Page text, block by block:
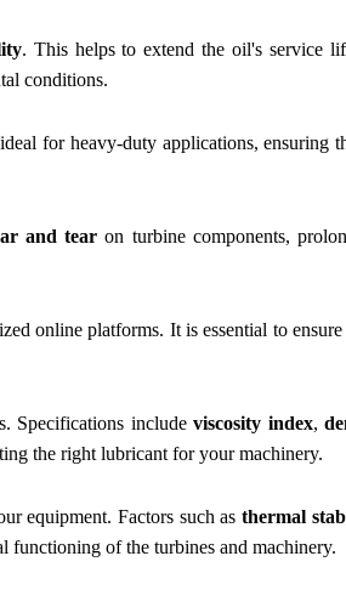
. This helps to extend the oil's service
conditions.
for heavy-duty applications, ensuring
and tear on turbine components,
online platforms. It is essential to
Specifications includeviscosity index,
the right lubricant for your machinery.
equipment. Factors such as thermal
functioning of the turbines and machinery.